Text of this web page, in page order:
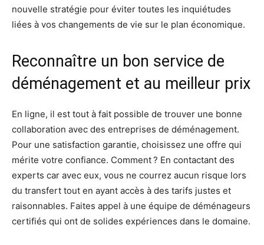
nouvelle stratégie pour éviter toutes les inquiétudes
liées à vos changements de vie sur le plan économique.
Reconnaître un bon service de
déménagement et au meilleur prix
En ligne, il est tout à fait possible de trouver une bonne
collaboration avec des entreprises de déménagement.
Pour une satisfaction garantie, choisissez une offre qui
mérite votre confiance. Comment ? En contactant des
experts car avec eux, vous ne courrez aucun risque lors
du transfert tout en ayant accès à des tarifs justes et
raisonnables. Faites appel à une équipe de déménageurs
certifiés qui ont de solides expériences dans le domaine.